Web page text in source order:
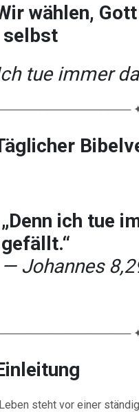
wählen,
selbst
tue immer
„Denn ich tue
gefällt.“
— Johannes
steht vor einer